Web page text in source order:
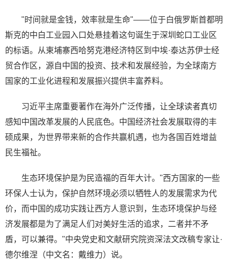
"时间就是金钱，效率就是生命"——位于白俄罗斯首都明
斯克的中白工业园入口处悬挂着这句诞生于深圳蛇口工业区
的标语。从柬埔寨西哈努克港经济特区到中埃·泰达苏伊士经
贸合作区，源自中国的投资、技术和发展经验，为全球南方
国家的工业化进程和发展振兴提供丰富养料。
习近平主席重要著作在海外广泛传播，让全球读者真切
感知中国改革发展的人民底色。中国经济社会发展取得的丰
硕成果，为世界带来新的合作共赢机遇，也为各国百姓增益
民生福祉。
生态环境保护是为民造福的百年大计。"西方国家的一些
环保人士认为，保护自然环境必须以牺牲人的发展需求为代
价，而中国的成功实践让西方人意识到，生态环境保护与经
济发展都是为了满足人们对美好生活的追求，二者并不矛
盾，可以兼得。"中央党史和文献研究院资深法文改稿专家让·
德尔维涅（中文名：戴维力）说。